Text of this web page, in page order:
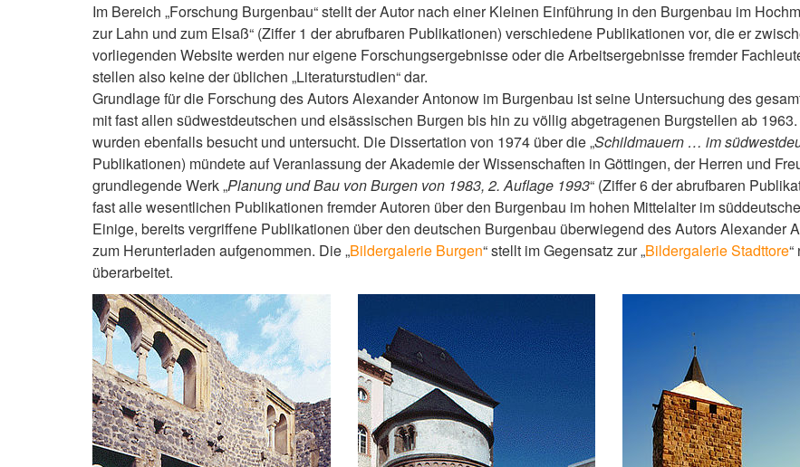
Im Bereich „Forschung Burgenbau“ stellt der Autor nach einer Kleinen Einführung in den Burgenbau im
zur Lahn und zum Elsaß“ (Ziffer 1 der abrufbaren Publikationen) verschiedene Publikationen vor, die er
vorliegenden Website werden nur eigene Forschungsergebnisse oder die Arbeitsergebnisse fremder
stellen also keine der üblichen „Literaturstudien“ dar.
Grundlage für die Forschung des Autors Alexander Antonow im Burgenbau ist seine Untersuchung des
mit fast allen südwestdeutschen und elsässischen Burgen bis hin zu völlig abgetragenen Burgstellen ab
wurden ebenfalls besucht und untersucht. Die Dissertation von 1974 über die „Schildmauern … im
Publikationen) mündete auf Veranlassung der Akademie der Wissenschaften in Göttingen, der Herren und
grundlegende Werk „Planung und Bau von Burgen von 1983, 2. Auflage 1993“ (Ziffer 6 der abrufbaren
fast alle wesentlichen Publikationen fremder Autoren über den Burgenbau im hohen Mittelalter im
Einige, bereits vergriffene Publikationen über den deutschen Burgenbau überwiegend des Autors Alexander
zum Herunterladen aufgenommen. Die „Bildergalerie Burgen“ stellt im Gegensatz zur „Bildergalerie Stadttore
überarbeitet.